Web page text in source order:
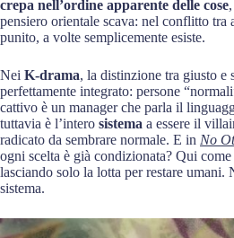
crepa nell’ordine apparente delle cose
pensiero orientale scava: nel conflitto tra
punito, a volte semplicemente esiste.
Nei K‑drama, la distinzione tra giusto e
perfettamente integrato: persone
cattivo è un manager che parla il
tuttavia è l’intero sistema a essere il
radicato da sembrare normale. E in No
ogni scelta è già condizionata? Qui
lasciando solo la lotta per restare
sistema.